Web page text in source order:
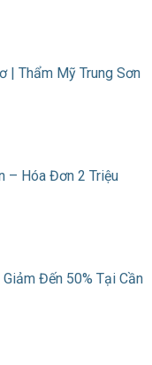
| Thẩm Mỹ Trung Sơn
– Hóa Đơn 2 Triệu
Đến 50% Tại Cần